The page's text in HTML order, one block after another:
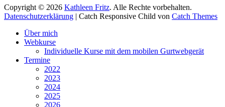
Copyright © 2026 Kathleen Fritz. Alle Rechte vorbehalten.
Datenschutzerklärung | Catch Responsive Child von Catch Themes
oben
scrollen
Über mich
Webkurse
Individuelle Kurse mit dem mobilen Gurtwebgerät
Termine
2022
2023
2024
2025
2026